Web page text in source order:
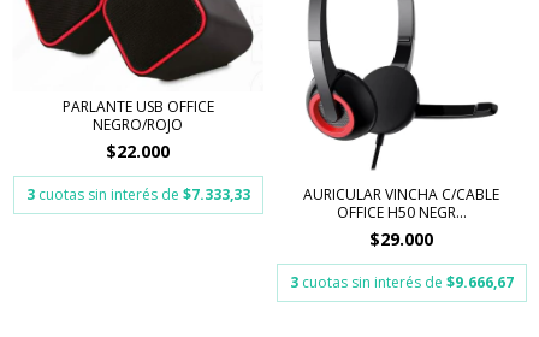
PARLANTE USB OFFICE
NEGRO/ROJO
$22.000
3 cuotas sin interés de $7.333,33
AURICULAR VINCHA C/CABLE
OFFICE H50 NEGR...
$29.000
3 cuotas sin interés de $9.666,67